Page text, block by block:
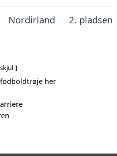
Nordirland 2. pladsen
skjul
fodboldtrøje her